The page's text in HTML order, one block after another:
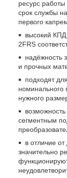
ресурс
срок службы
первого
высокий
2FRS
надёжность
и прочных
подходят
номинального
нужного
сегментным
в отличие
значительно